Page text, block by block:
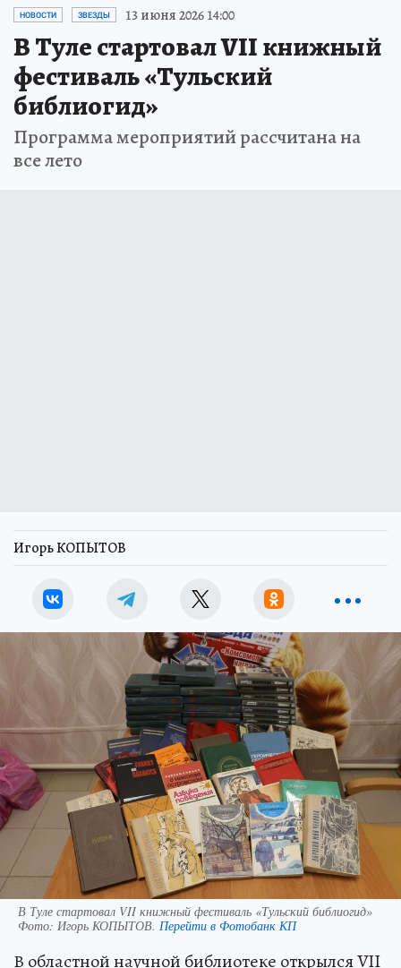
НОВОСТИ ЗВЕЗДЫ 13 июня 2026 14:00
В Туле стартовал VII книжный
фестиваль «Тульский
библиогид»
Программа мероприятий рассчитана на
все лето
Игорь КОПЫТОВ
В Туле стартовал VII книжный фестиваль «Тульский библиогид»
Фото: Игорь КОПЫТОВ. Перейти в Фотобанк КП
В областной научной библиотеке открылся VII